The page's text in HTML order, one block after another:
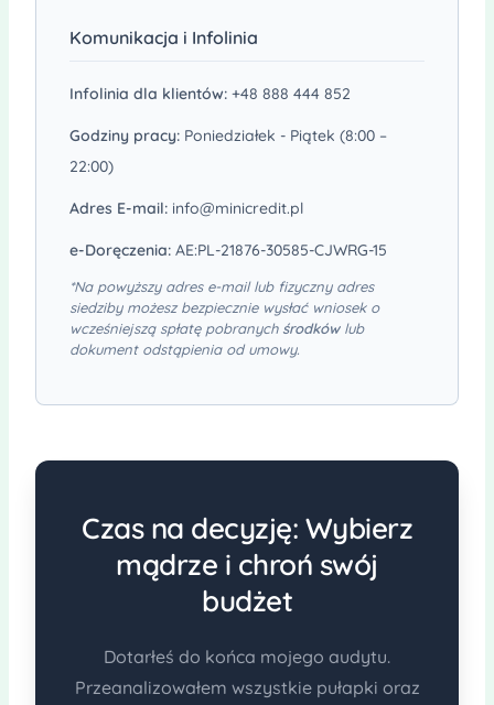
Komunikacja i Infolinia
Infolinia dla klientów:+48 888 444 852
Godziny pracy:Poniedziałek - Piątek (8:00 –
22:00)
Adres E-mail:info@minicredit.pl
e-Doręczenia:AE:PL-21876-30585-CJWRG-15
*Na powyższy adres e-mail lub fizyczny adres
siedziby możesz bezpiecznie wysłać wniosek o
wcześniejszą spłatę pobranych środkówlub
dokument odstąpienia od umowy.
Czas na decyzję: Wybierz
mądrze i chroń swój
budżet
Dotarłeś do końca mojego audytu.
Przeanalizowałem wszystkie pułapki oraz